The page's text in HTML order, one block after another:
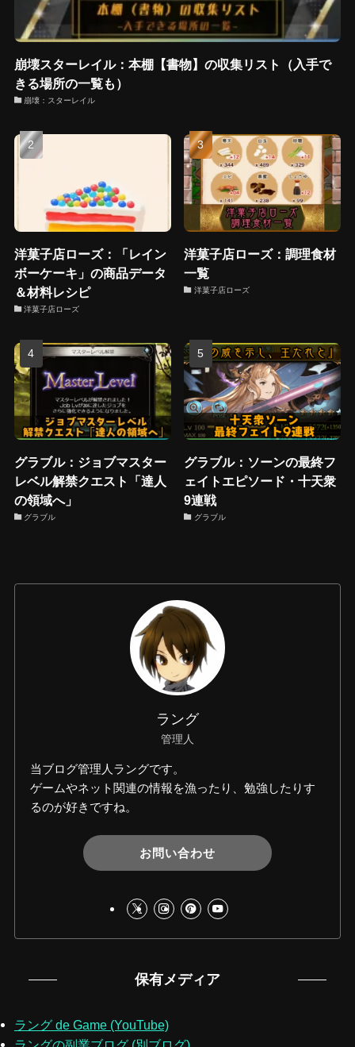
崩壊スターレイル：本棚【書物】の収集リスト（入手で
きる場所の一覧も）
崩壊：スターレイル
洋菓子店ローズ：「レイン
ボーケーキ」の商品データ
＆材料レシピ
洋菓子店ローズ
洋菓子店ローズ：調理食材
一覧
洋菓子店ローズ
グラブル：ジョブマスター
レベル解禁クエスト「達人
の領域へ」
グラブル
グラブル：ソーンの最終フ
ェイトエピソード・十天衆
9連戦
グラブル
ラング
管理人
当ブログ管理人ラングです。
ゲームやネット関連の情報を漁ったり、勉強したりす
るのが好きですね。
お問い合わせ
保有メディア
ラング de Game (YouTube)